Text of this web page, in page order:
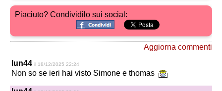
Piaciuto? Condividilo sui social:
Aggiorna commenti
lun44 il 18/12/2025 22:24
Non so se ieri hai visto Simone e thomas